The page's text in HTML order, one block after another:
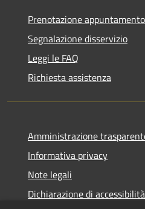
Prenotazione appuntamento
Segnalazione disservizio
Leggi le FAQ
Richiesta assistenza
Amministrazione
Informativa privacy
Note legali
Dichiarazione di accessibilità